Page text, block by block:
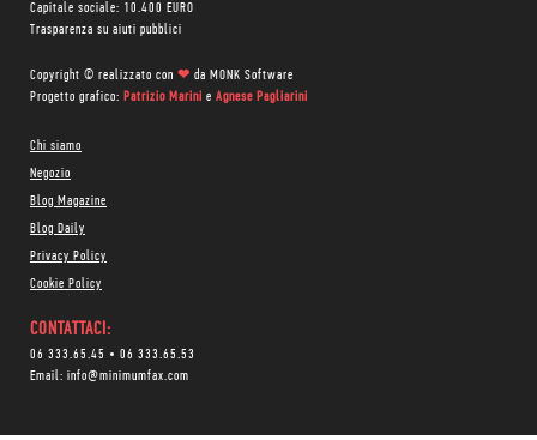
Capitale sociale: 10.400 EURO
Trasparenza su aiuti pubblici
Copyright © realizzato con ❤ da MONK Software
Progetto grafico: Patrizio Marini e Agnese Pagliarini
Chi siamo
Negozio
Blog Magazine
Blog Daily
Privacy Policy
Cookie Policy
CONTATTACI:
06 333.65.45 • 06 333.65.53
Email: info@minimumfax.com